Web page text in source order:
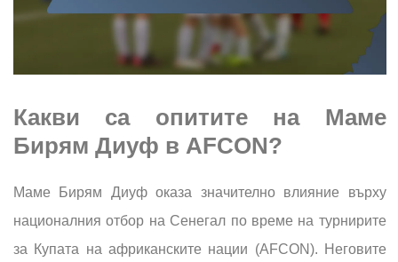
Какви са опитите на Маме
Бирям Диуф в AFCON?
Маме Бирям Диуф оказа значително влияние върху
националния отбор на Сенегал по време на турнирите
за Купата на африканските нации (AFCON). Неговите